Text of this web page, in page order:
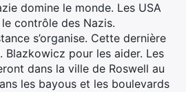
domine le monde. Les USA
contrôle des Nazis.
s’organise. Cette dernière
Blazkowicz pour les aider. Les
dans la ville de Roswell au
les bayous et les boulevards